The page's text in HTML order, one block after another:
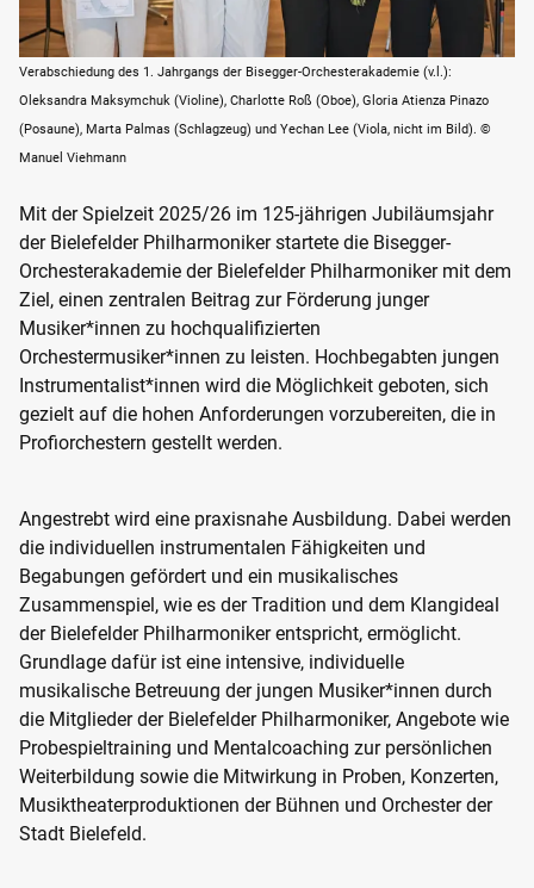
Verabschiedung des 1. Jahrgangs der Bisegger-Orchesterakademie (v.l.):
Oleksandra Maksymchuk (Violine), Charlotte Roß (Oboe), Gloria Atienza Pinazo
(Posaune), Marta Palmas (Schlagzeug) und Yechan Lee (Viola, nicht im Bild). ©
Manuel Viehmann
Mit der Spielzeit 2025/26 im 125-jährigen Jubiläumsjahr
der Bielefelder Philharmoniker startete die Bisegger-
Orchesterakademie der Bielefelder Philharmoniker mit dem
Ziel, einen zentralen Beitrag zur Förderung junger
Musiker*innen zu hochqualifizierten
Orchestermusiker*innen zu leisten. Hochbegabten jungen
Instrumentalist*innen wird die Möglichkeit geboten, sich
gezielt auf die hohen Anforderungen vorzubereiten, die in
Profiorchestern gestellt werden.
Angestrebt wird eine praxisnahe Ausbildung. Dabei werden
die individuellen instrumentalen Fähigkeiten und
Begabungen gefördert und ein musikalisches
Zusammenspiel, wie es der Tradition und dem Klangideal
der Bielefelder Philharmoniker entspricht, ermöglicht.
Grundlage dafür ist eine intensive, individuelle
musikalische Betreuung der jungen Musiker*innen durch
die Mitglieder der Bielefelder Philharmoniker, Angebote wie
Probespieltraining und Mentalcoaching zur persönlichen
Weiterbildung sowie die Mitwirkung in Proben, Konzerten,
Musiktheaterproduktionen der Bühnen und Orchester der
Stadt Bielefeld.